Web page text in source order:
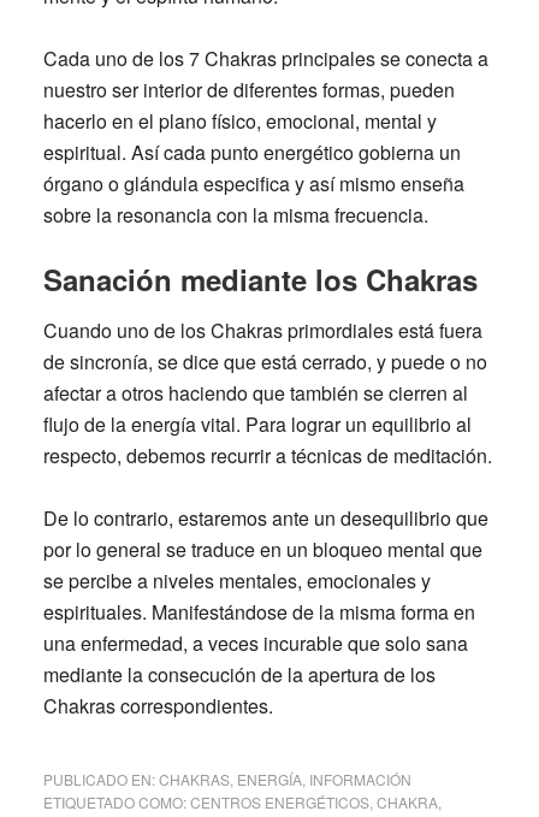
Cada uno de los7 Chakrasprincipales se conecta a
nuestro ser interior de diferentes formas, pueden
hacerlo en el plano físico, emocional, mental y
espiritual. Así cada punto energético gobierna un
órgano o glándula especifica y así mismo enseña
sobre la resonancia con la misma frecuencia.
Sanación mediante los Chakras
Cuando uno de losChakrasprimordiales está fuera
de sincronía, se dice que está cerrado, y puede o no
afectar a otros haciendo que también se cierren al
flujo de la energía vital. Para lograr un equilibrio al
respecto, debemos recurrir a técnicas de meditación.
De lo contrario, estaremos ante un desequilibrio que
por lo general se traduce en un bloqueo mental que
se percibe a niveles mentales, emocionales y
espirituales. Manifestándose de la misma forma en
una enfermedad, a veces incurable que solo sana
mediante la consecución de la apertura de los
Chakrascorrespondientes.
PUBLICADO EN:CHAKRAS, ENERGÍA, INFORMACIÓN
ETIQUETADO COMO:CENTROS ENERGÉTICOS, CHAKRA,